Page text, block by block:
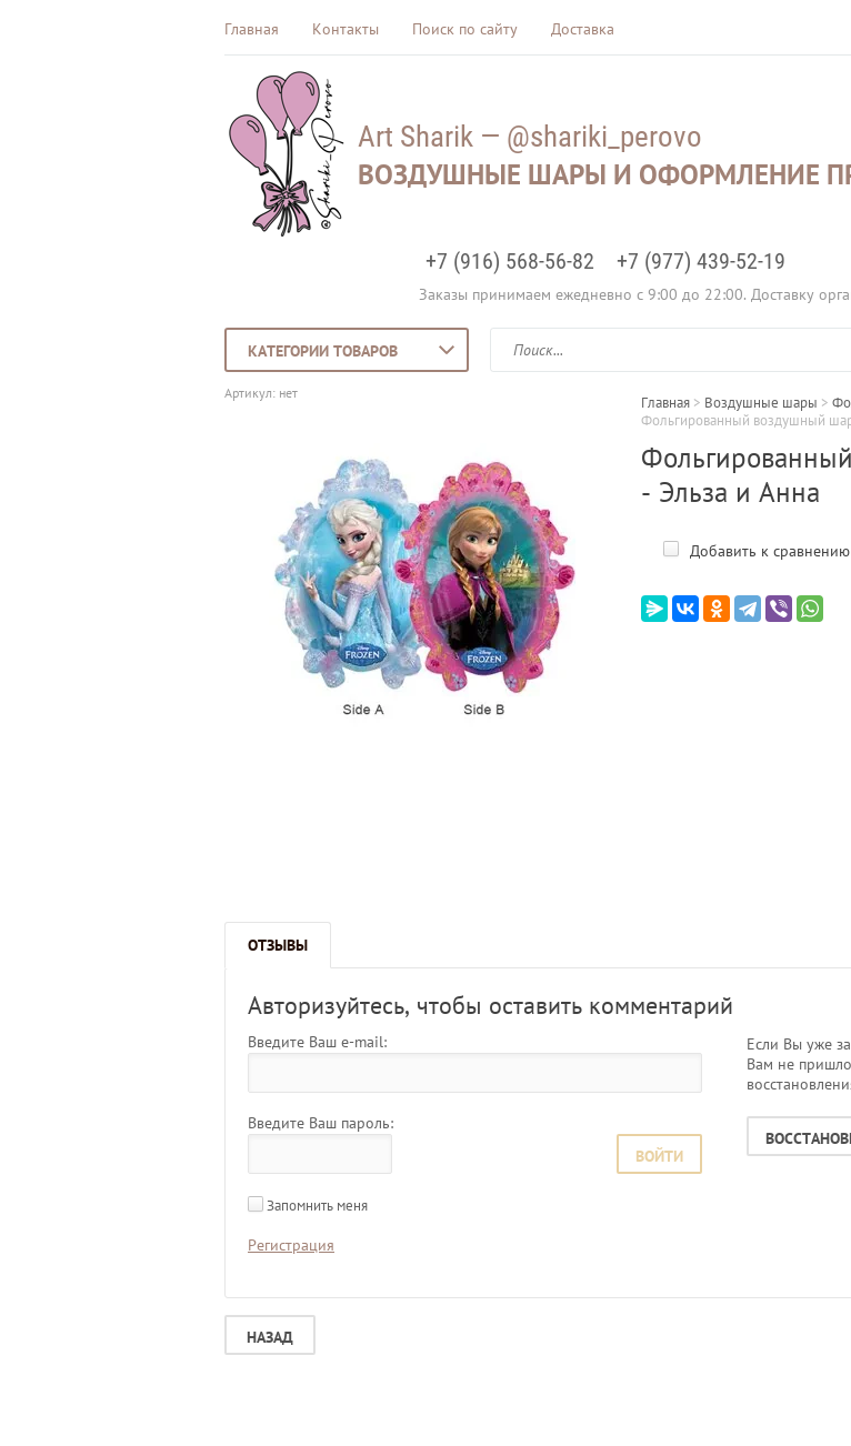
Главная Контакты Поиск по сайту Доставка
Art Sharik — @shariki_perovo
ВОЗДУШНЫЕ ШАРЫ И ОФОРМЛЕНИЕ
+7 (916) 568-56-82 +7 (977) 439-52-19
Заказы принимаем ежедневно с 9:00 до 22:00. Доставку
КАТЕГОРИИ ТОВАРОВ
Главная > Воздушные шары >
Фольгированный воздушный
- Эльза и Анна
Артикул: нет
Добавить к сравнению
ОТЗЫВЫ
Авторизуйтесь, чтобы оставить комментарий
Введите Ваш e-mail:
Введите Ваш пароль:
ВОЙТИ
Запомнить меня
Регистрация
Если Вы уже
Вам не
НАЗАД